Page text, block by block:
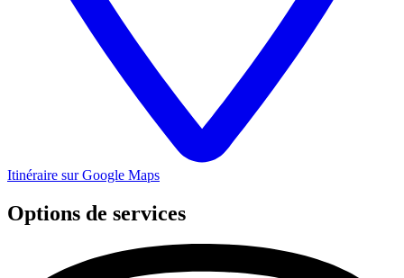
Itinéraire sur Google Maps
Options de services